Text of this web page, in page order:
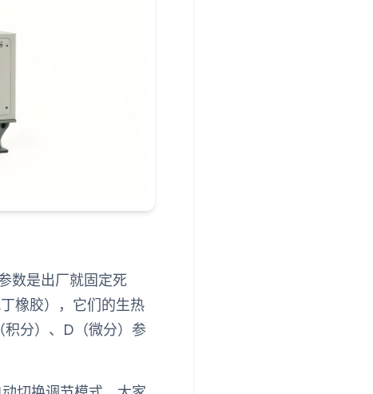
数是出厂就固定死
橡胶），它们的生热
积分）、D（微分）参